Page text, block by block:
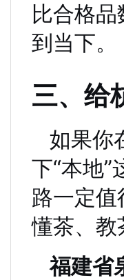
比合格
到当下。
三、给
如果你
下“本地
路一定
懂茶、教
福建省